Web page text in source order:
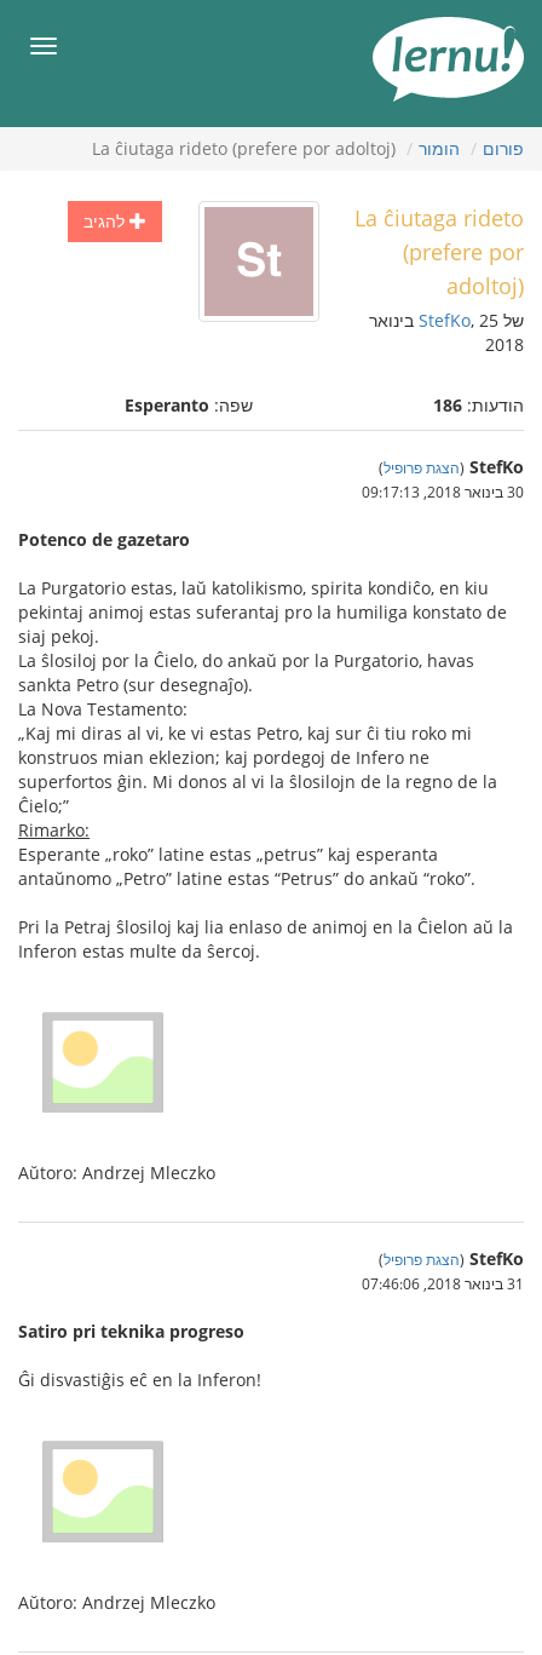
העניינים
פורום הומור La ĉiutaga rideto (prefere por adoltoj)
להגיב
La ĉiutaga rideto
(prefere por
adoltoj)
של StefKo , 25 בינואר
2018
הודעות: 186 שפה: Esperanto
StefKo
(הצגת פרופיל)
30 בינואר 2018, 09:17:13
Potenco de gazetaro
La Purgatorio estas, laŭ katolikismo, spirita kondiĉo, en kiu
pekintaj animoj estas suferantaj pro la humiliga konstato de
siaj pekoj.
La ŝlosiloj por la Ĉielo, do ankaŭ por la Purgatorio, havas
sankta Petro (sur desegnaĵo).
La Nova Testamento:
„Kaj mi diras al vi, ke vi estas Petro, kaj sur ĉi tiu roko mi
konstruos mian eklezion; kaj pordegoj de Infero ne
superfortos ĝin. Mi donos al vi la ŝlosilojn de la regno de la
Ĉielo;”
Rimarko:
Esperante „roko” latine estas „petrus” kaj esperanta
antaŭnomo „Petro” latine estas “Petrus” do ankaŭ “roko”.
Pri la Petraj ŝlosiloj kaj lia enlaso de animoj en la Ĉielon aŭ la
Inferon estas multe da ŝercoj.
Aŭtoro: Andrzej Mleczko
StefKo
(הצגת פרופיל)
31 בינואר 2018, 07:46:06
Satiro pri teknika progreso
Ĝi disvastiĝis eĉ en la Inferon!
Aŭtoro: Andrzej Mleczko